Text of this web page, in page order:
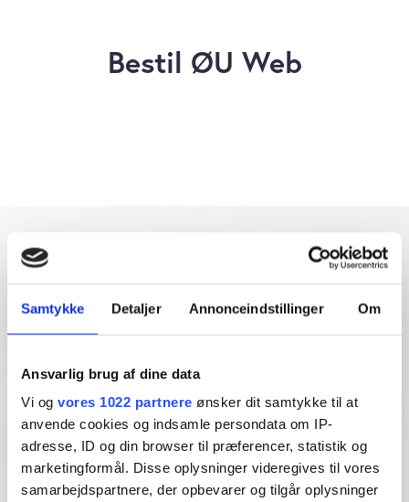
Samtykke Detaljer Annonceindstillinger Om
Ansvarlig brug af dine data
Vi og vores 1022 partnere ønsker dit samtykke til at
anvende cookies og indsamle persondata om IP-
adresse, ID og din browser til præferencer, statistik og
marketingformål. Disse oplysninger videregives til vores
samarbejdspartnere, der opbevarer og tilgår oplysninger
Bestil ØU Web
Dybdegående og original
og dagsordensættende journalistik og analyser til læserne og
den brede offentlighed.
Vi tager ansvar for vores indhold og er tilmeldt: